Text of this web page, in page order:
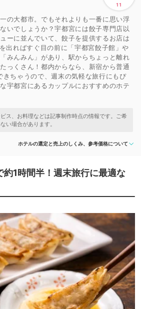
11
の大都市。でもそれよりも一番に思い浮
いでしょうか？宇都宮には餃子専門店以
ーに並んでいて、餃子を提供するお店は
出ればすぐ目の前に「宇都宮餃子館」や
みんみん」があり、駅からちょっと離れ
っくさん！都内からなら、新宿から普通
きちゃうので、週末の気軽な旅行にもぴ
宇都宮にあるカップルにおすすめのホテ
ホテルの選定と売上のしくみ、参考価格について
約1時間半！週末旅行に最適な